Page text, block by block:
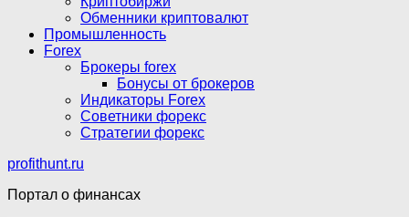
Обменники криптовалют
Промышленность
Forex
Брокеры forex
Бонусы от брокеров
Индикаторы Forex
Советники форекс
Стратегии форекс
profithunt.ru
Портал о финансах